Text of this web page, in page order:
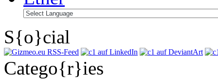
S{o}cial
Catego{r}ies